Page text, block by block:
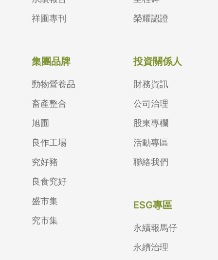
祥圃專刊
榮耀認證
集團品牌
動物營養品
畜產整合
旭圃
良作工場
究好豬
良食究好
盛市集
究市集
投資關係人
財務資訊
公司治理
股東專欄
活動專區
聯絡我們
ESG專區
永續報馬仔
永續治理